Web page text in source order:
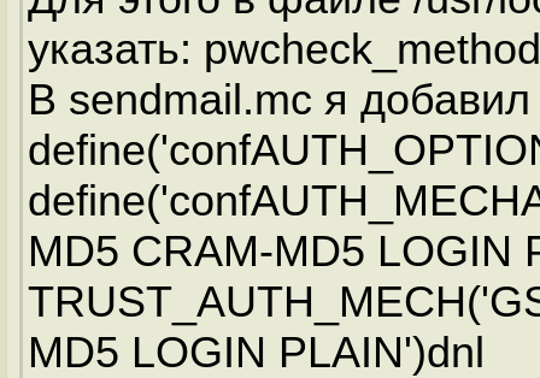
указать:
В sendmail.mc я добавил
MD5 CRAM-MD5 LOGIN
MD5 LOGIN PLAIN')dnl